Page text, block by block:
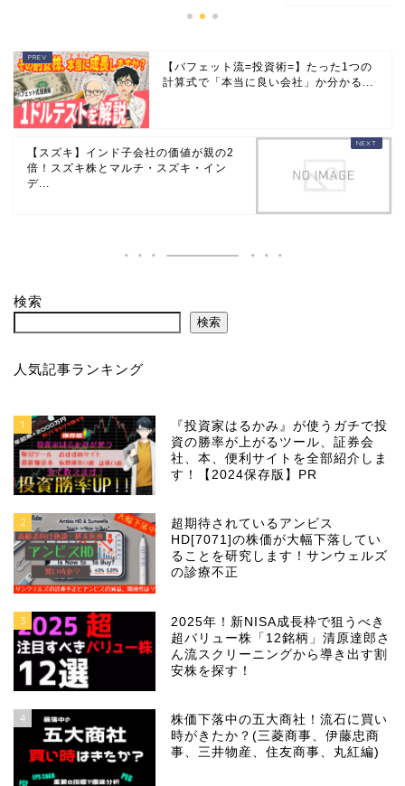
【バフェット流=投資術=】たった1つの
計算式で「本当に良い会社」か分かる...
【スズキ】インド子会社の価値が親の2
倍！スズキ株とマルチ・スズキ・イン
デ...
検索
検索
人気記事ランキング
1
『投資家はるかみ』が使うガチで投
資の勝率が上がるツール、証券会
社、本、便利サイトを全部紹介しま
す！【2024保存版】PR
2
超期待されているアンビス
HD[7071]の株価が大幅下落してい
ることを研究します！サンウェルズ
の診療不正
3
2025年！新NISA成長枠で狙うべき
超バリュー株「12銘柄」清原達郎さ
ん流スクリーニングから導き出す割
安株を探す！
4
株価下落中の五大商社！流石に買い
時がきたか？(三菱商事、伊藤忠商
事、三井物産、住友商事、丸紅編)